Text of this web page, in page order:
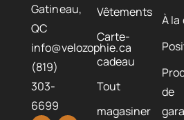
Gatineau,
QC
info@velozophie.ca
(819)
303-
6699
Vêtements
Carte-
cadeau
Tout
magasiner
À
de